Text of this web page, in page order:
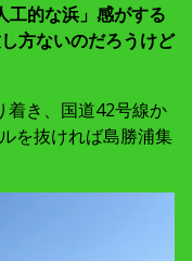
工的な浜」感がする
方ないのだろうけど
着き、国道42号線か
を抜ければ島勝浦集